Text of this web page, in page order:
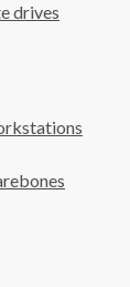
drives